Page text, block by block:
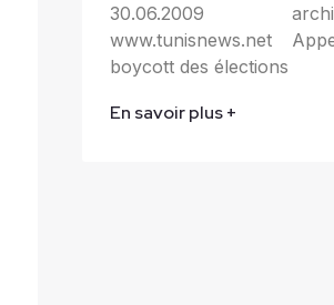
30.06.2009
www.tunisnews.net
boycott des élections
En savoir plus +